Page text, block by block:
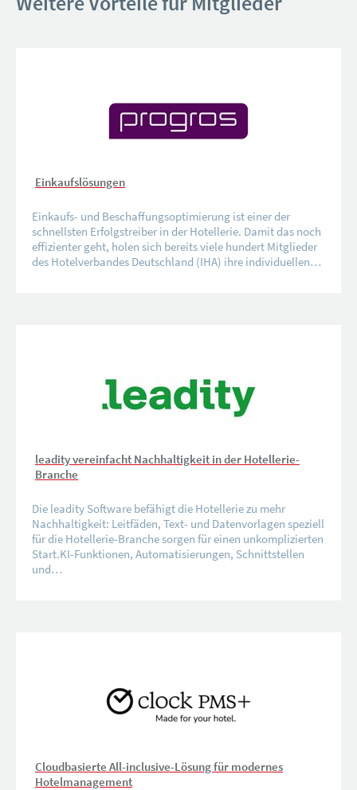
Einkaufslösungen
Einkaufs- und Beschaffungsoptimierung ist einer der
schnellsten Erfolgstreiber in der Hotellerie. Damit das noch
effizienter geht, holen sich bereits viele hundert Mitglieder
des Hotelverbandes Deutschland (IHA) ihre individuellen…
leadity vereinfacht Nachhaltigkeit in der Hotellerie-
Branche
Die leadity Software befähigt die Hotellerie zu mehr
Nachhaltigkeit: Leitfäden, Text- und Datenvorlagen speziell
für die Hotellerie-Branche sorgen für einen unkomplizierten
Start.KI-Funktionen, Automatisierungen, Schnittstellen
und…
Cloudbasierte All-inclusive-Lösung für modernes
Hotelmanagement